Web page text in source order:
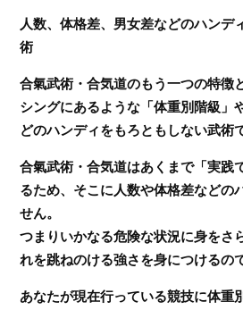
人数、体格差、男女差などのハンデ
術
合氣武術・合気道のもう一つの特徴
シングにあるような「体重別階級」
どのハンディをもろともしない武術
合氣武術・合気道はあくまで「実践
るため、そこに人数や体格差などの
せん。
つまりいかなる危険な状況に身をさ
れを跳ねのける強さを身につけるの
あなたが現在行っている競技に体重